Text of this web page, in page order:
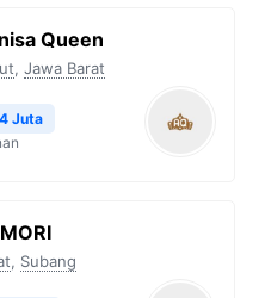
Queen
, Jawa Barat
Juta
, Subang